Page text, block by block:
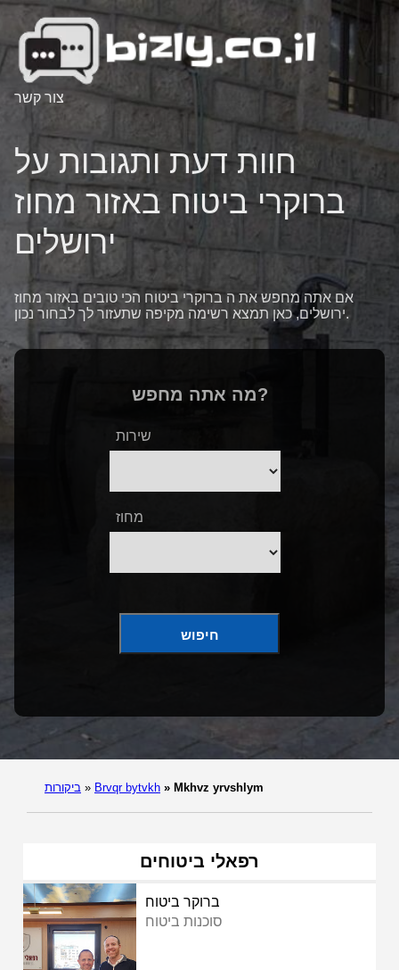
צור קשר
חוות דעת ותגובות על
ברוקרי ביטוח באזור מחוז
ירושלים
אם אתה מחפש את ה ברוקרי ביטוח הכי טובים באזור מחוז
ירושלים, כאן תמצא רשימה מקיפה שתעזור לך לבחור נכון.
מה אתה מחפש?
שירות
מחוז
חיפוש
ביקורות » Brvqr bytvkh » Mkhvz yrvshlym
רפאלי ביטוחים
ברוקר ביטוח
סוכנות ביטוח